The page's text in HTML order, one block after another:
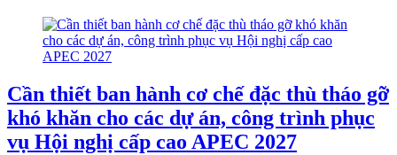
Cần thiết ban hành cơ chế đặc thù tháo gỡ
khó khăn cho các dự án, công trình phục
vụ Hội nghị cấp cao APEC 2027